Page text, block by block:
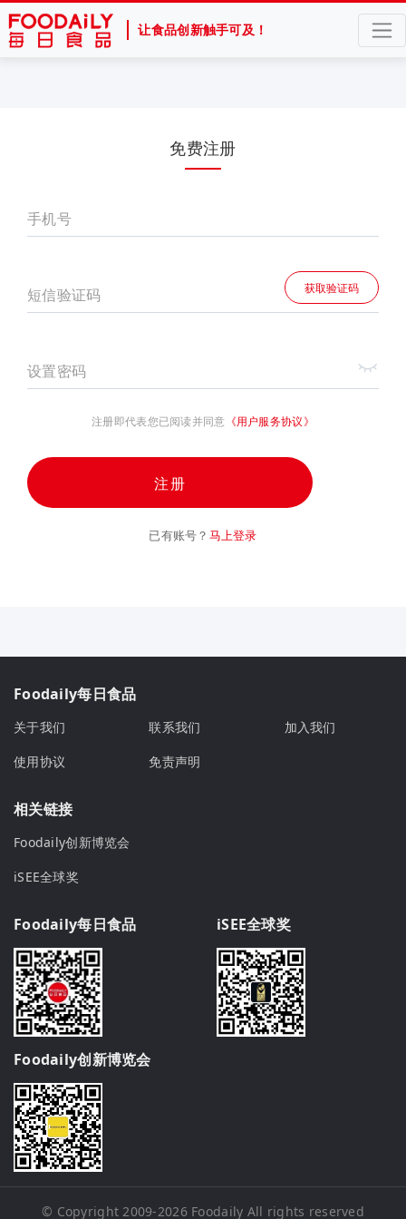
让食品创新触手可及！
免费注册
手机号
短信验证码 获取验证码
设置密码
注册即代表您已阅读并同意 《用户服务协议》
注册
已有账号？ 马上登录
Foodaily每日食品
关于我们 联系我们
加入我们
使用协议
免责声明
相关链接
Foodaily创新博览会
iSEE全球奖
Foodaily每日食品 iSEE全球奖
Foodaily创新博览会
© Copyright 2009-2026 Foodaily All rights reserved